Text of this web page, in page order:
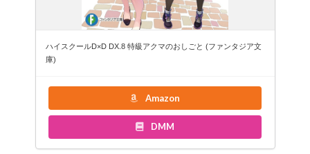
ハイスクールD×D DX.8 特級アクマのおしごと (ファンタジア文
庫)
Amazon
DMM